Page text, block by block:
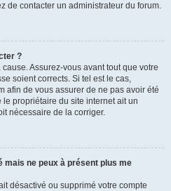
de contacter un administrateur du forum.
?
Assurez-vous avant tout que votre
soient corrects. Si tel est le cas,
afin de vous assurer de ne pas avoir été
propriétaire du site internet ait un
nécessaire de la corriger.
mais ne peux à présent plus me
désactivé ou supprimé votre compte